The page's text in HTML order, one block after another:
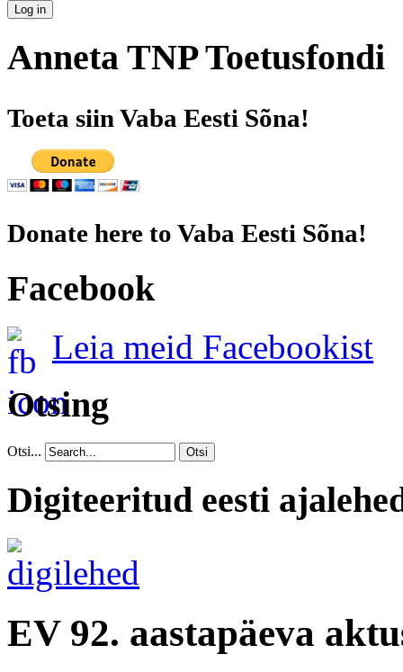
Log in
Anneta TNP Toetusfondi
Toeta siin Vaba Eesti Sõna!
Donate here to Vaba Eesti Sõna!
Facebook
Leia meid Facebookist
Otsing
Otsi... Otsi
Digiteeritud eesti
EV 92. aastapäeva